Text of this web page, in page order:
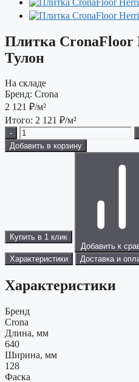
Плитка CronaFloor
Тулон
На складе
Бренд: Crona
2 121 ₽/м²
Итого: 2 121 ₽/м²
-
Добавить в корзину
Купить в 1 клик
Добавить к
Характеристики
Доставка и
Характеристики
Бренд
Crona
Длина, мм
640
Ширина, мм
128
Фаска